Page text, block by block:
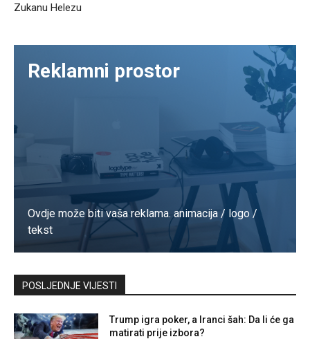
Zukanu Helezu
Reklamni prostor
Ovdje može biti vaša reklama. animacija / logo /
tekst
Kontaktirajte nas
POSLJEDNJE VIJESTI
Trump igra poker, a Iranci šah: Da li će ga
matirati prije izbora?